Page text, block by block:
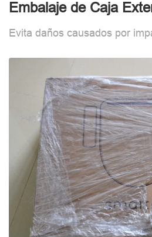
Embalaje de Caja
Evita daños causados por